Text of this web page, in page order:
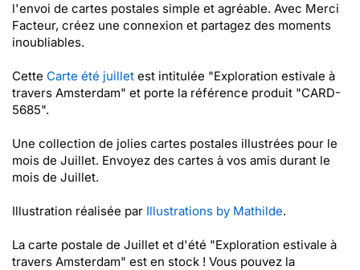
l'envoi de cartes postales simple et agréable. Avec Merci
Facteur, créez une connexion et partagez des moments
inoubliables.
Cette Carte été juillet est intitulée "Exploration estivale à
travers Amsterdam" et porte la référence produit "CARD-
5685".
Une collection de jolies cartes postales illustrées pour le
mois de Juillet. Envoyez des cartes à vos amis durant le
mois de Juillet.
Illustration réalisée par Illustrations by Mathilde.
La carte postale de Juillet et d'été "Exploration estivale à
travers Amsterdam" est en stock ! Vous pouvez la